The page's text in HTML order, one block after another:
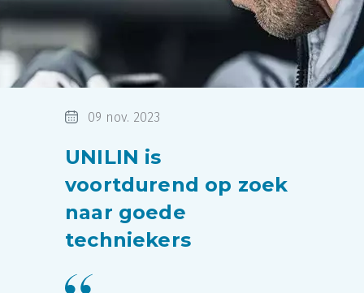
09 nov. 2023
UNILIN is
voortdurend op zoek
naar goede
techniekers